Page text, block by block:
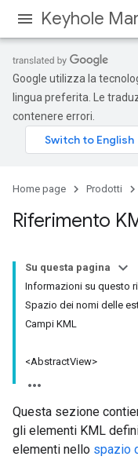
Keyhole
Google utilizza la
lingua preferita. Le
contenere errori.
Home page Prodotti
Riferimento
Su questa pagina
Informazioni su questo
Spazio dei nomi delle
Campi KML
<AbstractView>
Questa sezione
gli elementi KML
elementi nello spazio